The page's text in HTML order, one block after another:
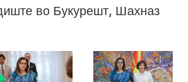
во Букурешт, Шахназ